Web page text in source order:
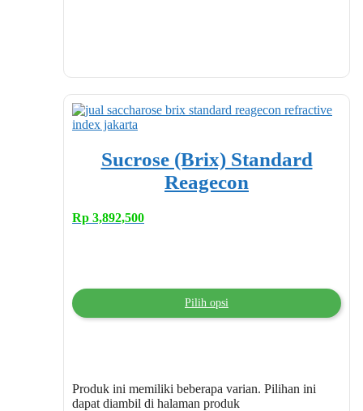
Sucrose (Brix) Standard
Reagecon
Rp 3,892,500
Pilih opsi
Produk ini memiliki beberapa varian. Pilihan ini
dapat diambil di halaman produk